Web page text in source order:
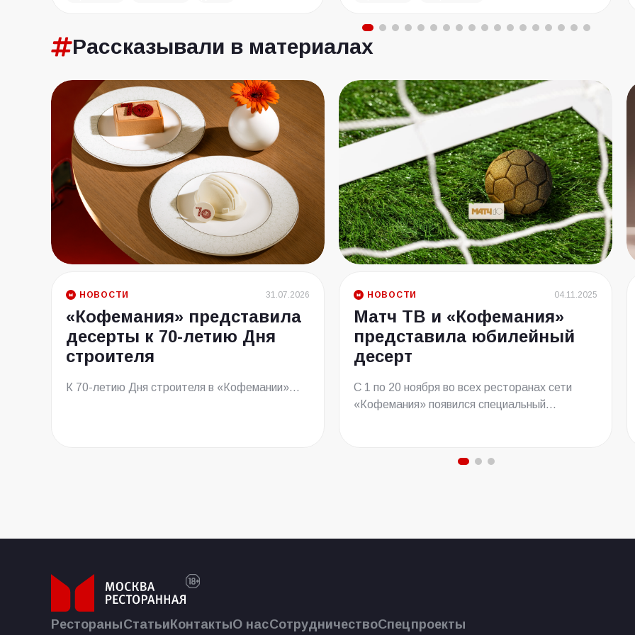
Рассказывали в материалах
НОВОСТИ 31.07.2026
«Кофемания» представила
десерты к 70-летию Дня
строителя
К 70-летию Дня строителя в «Кофемании»...
НОВОСТИ 04.11.2025
Матч ТВ и «Кофемания»
представила юбилейный
десерт
С 1 по 20 ноября во всех ресторанах сети
«Кофемания» появился специальный...
РестораныСтатьи КонтактыО насСотрудничествоСпецпроекты